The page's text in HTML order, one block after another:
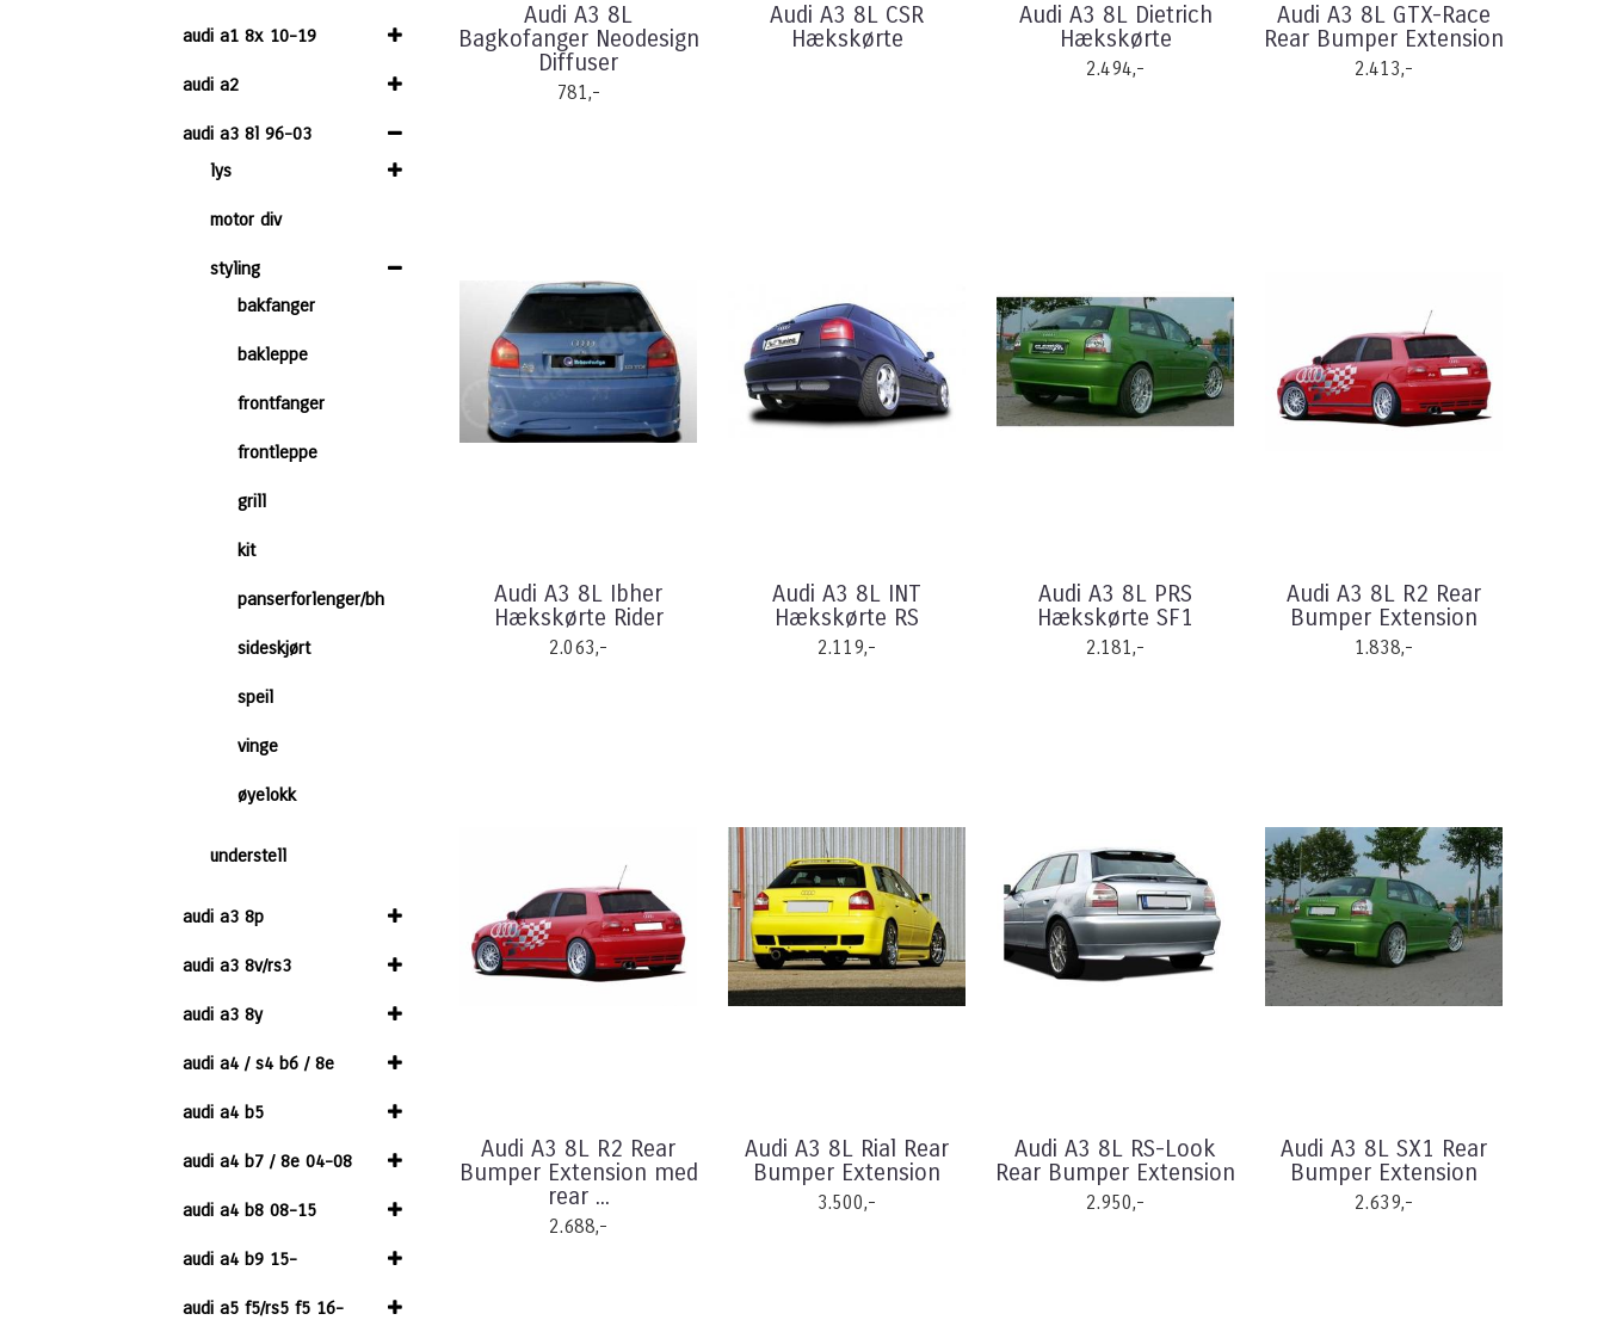
audi a1 8x 10-19
audi a2
audi a3 8l 96-03
lys
motor div
styling
bakfanger
bakleppe
frontfanger
frontleppe
grill
kit
panserforlenger/bh
sideskjørt
speil
vinge
øyelokk
understell
audi a3 8p
audi a3 8v/rs3
audi a3 8y
audi a4 / s4 b6 / 8e
audi a4 b5
audi a4 b7 / 8e 04-08
audi a4 b8 08-15
audi a4 b9 15-
audi a5 f5/rs5 f5 16-
Audi A3 8L
Bagkofanger Neodesign
Diffuser
781,-
Audi A3 8L CSR
Hækskørte
Audi A3 8L Dietrich
Hækskørte
2.494,-
Audi A3 8L GTX-Race
Rear Bumper Extension
2.413,-
Audi A3 8L Ibher
Hækskørte Rider
2.063,-
Audi A3 8L INT
Hækskørte RS
2.119,-
Audi A3 8L PRS
Hækskørte SF1
2.181,-
Audi A3 8L R2 Rear
Bumper Extension
1.838,-
Audi A3 8L R2 Rear
Bumper Extension med
rear ...
2.688,-
Audi A3 8L Rial Rear
Bumper Extension
3.500,-
Audi A3 8L RS-Look
Rear Bumper Extension
2.950,-
Audi A3 8L SX1 Rear
Bumper Extension
2.639,-